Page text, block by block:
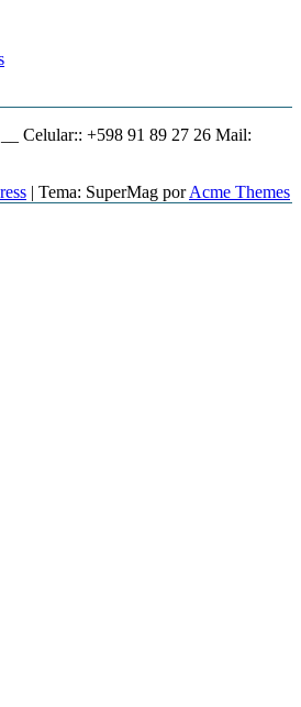
Celular:: +598 91 89 27 26 Mail:
| Tema: SuperMag porAcme Themes